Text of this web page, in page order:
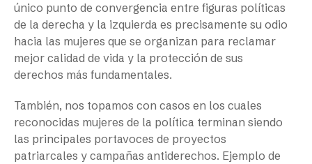
único punto de convergencia entre figuras políticas
de la derecha y la izquierda es precisamente su odio
hacia las mujeres que se organizan para reclamar
mejor calidad de vida y la protección de sus
derechos más fundamentales.
También, nos topamos con casos en los cuales
reconocidas mujeres de la política terminan siendo
las principales portavoces de proyectos
patriarcales y campañas antiderechos. Ejemplo de